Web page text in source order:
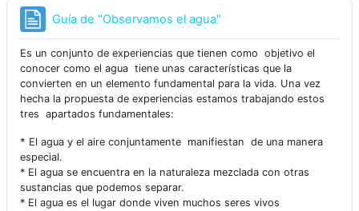
Guía de "Observamos el agua"
Es un conjunto de experiencias que tienen como objetivo el
conocer como el agua tiene unas características que la
convierten en un elemento fundamental para la vida. Una vez
hecha la propuesta de experiencias estamos trabajando estos
tres apartados fundamentales:
* El agua y el aire conjuntamente manifiestan de una manera
especial.
* El agua se encuentra en la naturaleza mezclada con otras
sustancias que podemos separar.
* El agua es el lugar donde viven muchos seres vivos